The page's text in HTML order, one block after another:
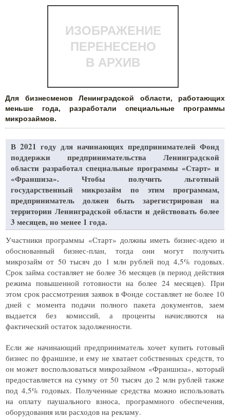
ИЗОБРАЖЕНИЕ
ПЕРЕНЕСЕНО
В АРХИВ
Для бизнесменов Ленинградской области, работающих
меньше года, разработали специальные программы
микрозаймов.
В 2021 году для начинающих предпринимателей Фонд
поддержки предпринимательства Ленинградской
области разработал специальные программы «Старт» и
«Франшиза». Чтобы получить льготный
государственный микрозайм по этим программам,
предприниматель должен быть зарегистрирован на
территории Ленинградской области и действовать более
3 месяцев, но менее 1 года.
Участники программы «Старт» должны иметь бизнес-идею и
обоснованный бизнес-план, тогда они могут получить
микрозайм от 50 тысяч до 1 млн рублей под 4,5% годовых.
Срок займа составляет не более 36 месяцев (в период действия
режима повышенной готовности на более 24 месяцев). При
этом срок рассмотрения заявок в Фонде составляет не более 10
дней с момента подачи полного пакета документов, заем
выдается без комиссий, а проценты начисляются на
фактический остаток задолженности.
Если же начинающий предприниматель хочет купить готовый
бизнес по франшизе, и ему не хватает собственных средств, то
он может воспользоваться микрозаймом «Франшиза», который
предоставляется на сумму от 50 тысяч до 2 млн рублей также
под 4,5% годовых. Полученные средства можно использовать
на оплату паушального взноса, программного обеспечения,
оборудования или расходов на рекламу.